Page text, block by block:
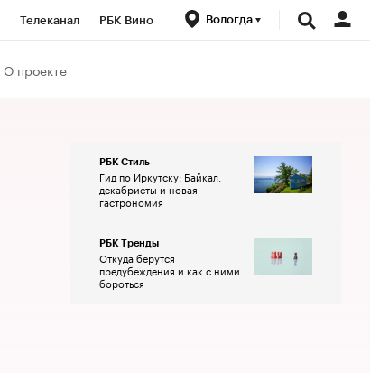
Телеканал РБК Вино Вологда
О проекте
РБК Стиль
Гид по Иркутску: Байкал,
декабристы и новая
гастрономия
РБК Тренды
Откуда берутся
предубеждения и как с ними
бороться